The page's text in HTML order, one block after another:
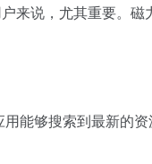
来说，尤其重要。
能够搜索到最新的